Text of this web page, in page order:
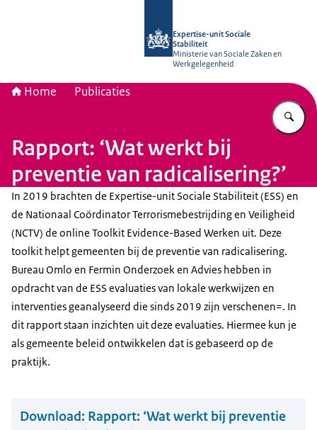
Expertise-unit Sociale
Stabiliteit
Ministerie van Sociale Zaken en
Werkgelegenheid
Home Publicaties
Rapport: ‘Wat werkt bij
preventie van radicalisering?’
In 2019 brachten de Expertise-unit Sociale Stabiliteit (ESS) en
de Nationaal Coördinator Terrorismebestrijding en Veiligheid
(NCTV) de online Toolkit Evidence-Based Werken uit. Deze
toolkit helpt gemeenten bij de preventie van radicalisering.
Bureau Omlo en Fermin Onderzoek en Advies hebben in
opdracht van de ESS evaluaties van lokale werkwijzen en
interventies geanalyseerd die sinds 2019 zijn verschenen=. In
dit rapport staan inzichten uit deze evaluaties. Hiermee kun je
als gemeente beleid ontwikkelen dat is gebaseerd op de
praktijk.
Download: Rapport: ‘Wat werkt bij preventie